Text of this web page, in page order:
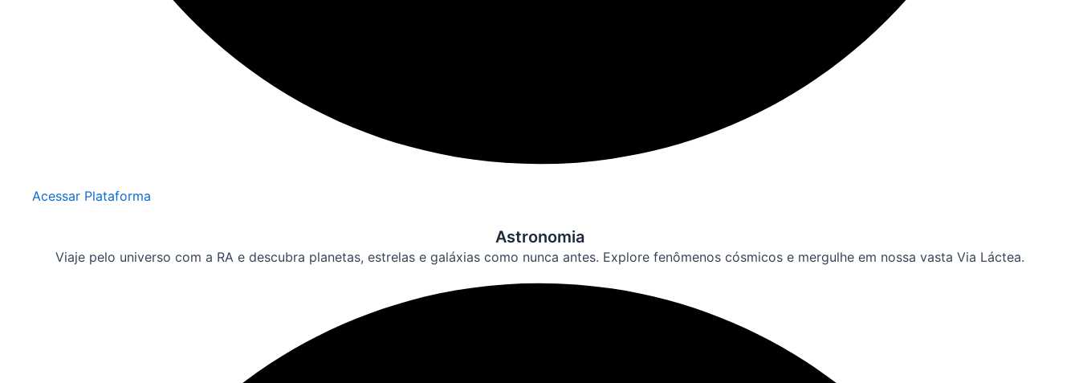
Acessar Plataforma
Astronomia
Viaje pelo universo com a RA e descubra planetas, estrelas e galáxias como nunca antes. Explore fenômenos cósmicos e mergulhe em nossa vasta Via Láctea.